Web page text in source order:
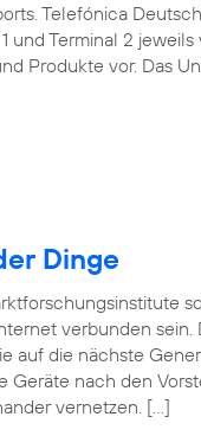
Telefónica
Terminal 2 jeweils
Produkte vor. Das
Dinge
verbunden sein.
auf die nächste
nach den
vernetzen. […]